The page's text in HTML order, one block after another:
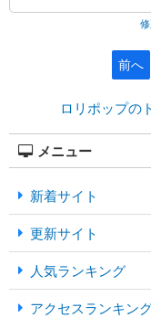
前へ
ロリポップの
メニュー
新着サイト
更新サイト
人気ランキング
アクセスランキン